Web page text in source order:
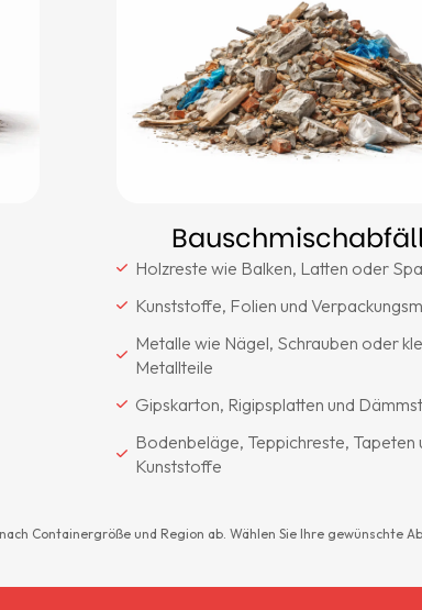
Holzreste wie Balken, Latten oder
Kunststoffe, Folien und
Metalle wie Nägel, Schrauben oder
Metallteile
Gipskarton, Rigipsplatten und
Bodenbeläge, Teppichreste, Tapeten
Kunststoffe
nach Containergröße und Region ab. Wählen Sie Ihre gewünschte